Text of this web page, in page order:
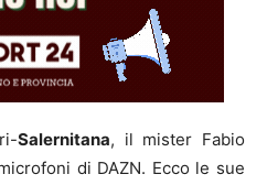
Salernitana, il mister Fabio
di DAZN. Ecco le sue